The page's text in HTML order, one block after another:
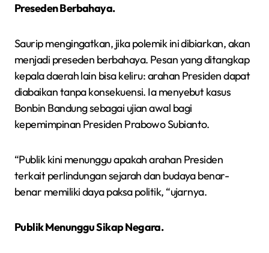
Preseden Berbahaya.
Saurip mengingatkan, jika polemik ini dibiarkan, akan
menjadi preseden berbahaya. Pesan yang ditangkap
kepala daerah lain bisa keliru: arahan Presiden dapat
diabaikan tanpa konsekuensi. Ia menyebut kasus
Bonbin Bandung sebagai ujian awal bagi
kepemimpinan Presiden Prabowo Subianto.
“Publik kini menunggu apakah arahan Presiden
terkait perlindungan sejarah dan budaya benar-
benar memiliki daya paksa politik, “ujarnya.
Publik Menunggu Sikap Negara.